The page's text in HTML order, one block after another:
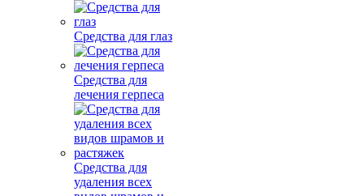
Средства для глаз
Средства для
лечения герпеса
Средства для
удаления всех